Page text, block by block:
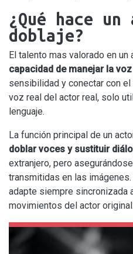
¿Qué hace
doblaje?
El talento mas valorado en
capacidad de manejar la voz
sensibilidad y conectar con
voz real del actor real, solo
lenguaje.
La función principal de un
doblar voces y sustituir
extranjero, pero
transmitidas en las
adapte siempre
movimientos del actor original.